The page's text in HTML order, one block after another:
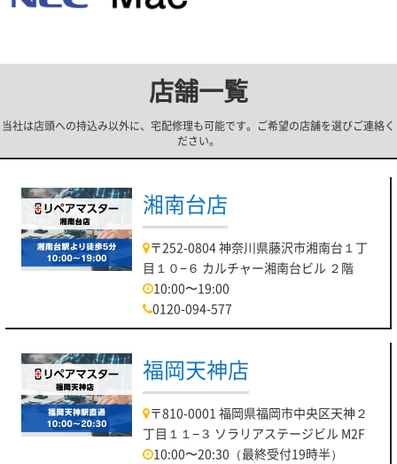
店舗一覧
当社は店頭への持込み以外に、宅配修理も可能です。ご希望の店舗を選びご連絡く
ださい。
湘南台店
〒252-0804 神奈川県藤沢市湘南台１丁
目１０−６ カルチャー湘南台ビル ２階
10:00〜19:00
0120-094-577
福岡天神店
〒810-0001 福岡県福岡市中央区天神２
丁目１１−３ ソラリアステージビル M2F
10:00〜20:30（最終受付19時半）